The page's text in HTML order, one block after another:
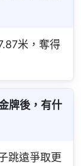
米，奪得
牌後，有什
跳遠爭取更